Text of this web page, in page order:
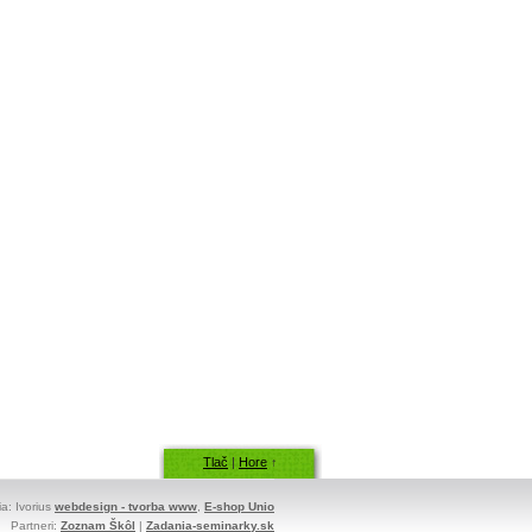
Tlač | Hore ↑
Ivorius webdesign - tvorba www E-shop Unio
Partneri: Zoznam Škôl | Zadania-seminarky.sk